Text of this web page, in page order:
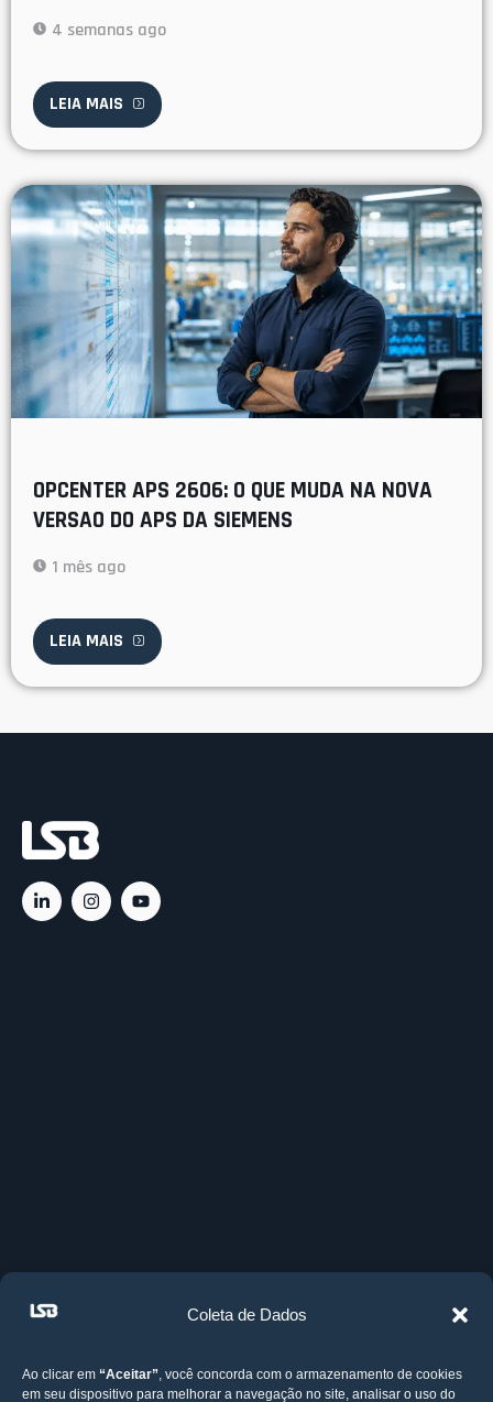
Coleta de Dados
Ao clicar em “Aceitar” , você concorda com o armazenamento de cookies
em seu dispositivo para melhorar a navegação no site, analisar o uso do
4 semanas ago
LEIA MAIS
OPCENTER APS 2606: O QUE MUDA NA NOVA
VERSAO DO APS DA SIEMENS
1 mês ago
LEIA MAIS